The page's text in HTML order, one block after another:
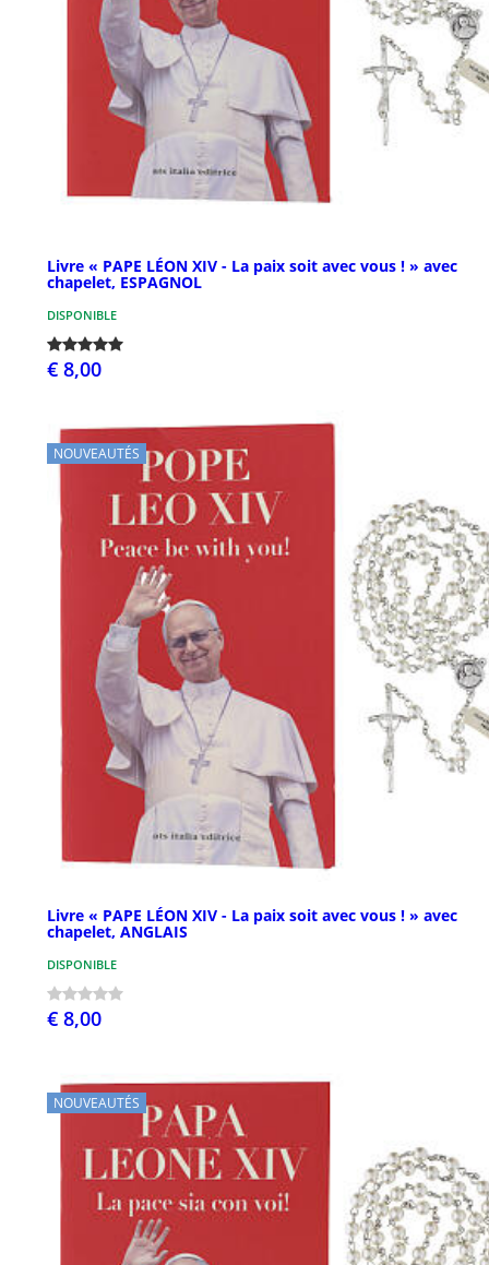
Livre « PAPE LÉON XIV - La paix soit avec vous ! » avec
chapelet, ESPAGNOL
DISPONIBLE
€ 8,00
NOUVEAUTÉS
Livre « PAPE LÉON XIV - La paix soit avec vous ! » avec
chapelet, ANGLAIS
DISPONIBLE
€ 8,00
NOUVEAUTÉS